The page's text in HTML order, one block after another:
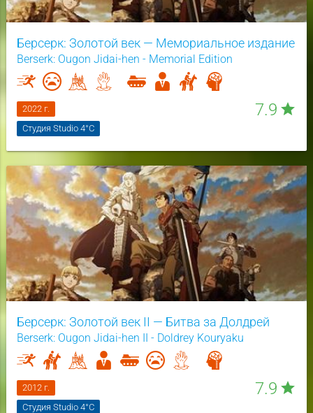
Берсерк: Золотой век — Мемориальное издание
Berserk: Ougon Jidai-hen - Memorial Edition
7.9 star
2022 г.
Студия Studio 4°C
Берсерк: Золотой век II — Битва за Долдрей
Berserk: Ougon Jidai-hen II - Doldrey Kouryaku
7.9 star
2012 г.
Студия Studio 4°C